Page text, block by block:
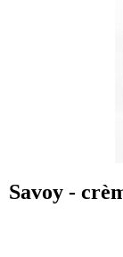
Savoy -